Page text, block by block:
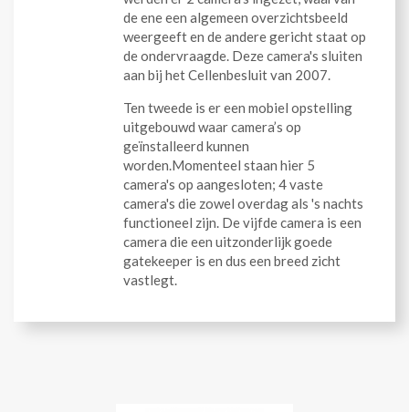
de ene een algemeen overzichtsbeeld
weergeeft en de andere gericht staat op
de ondervraagde. Deze camera's sluiten
aan bij het Cellenbesluit van 2007.
Ten tweede is er een mobiel opstelling
uitgebouwd waar camera’s op
geïnstalleerd kunnen
worden.Momenteel staan hier 5
camera's op aangesloten; 4 vaste
camera's die zowel overdag als 's nachts
functioneel zijn. De vijfde camera is een
camera die een uitzonderlijk goede
gatekeeper is en dus een breed zicht
vastlegt.